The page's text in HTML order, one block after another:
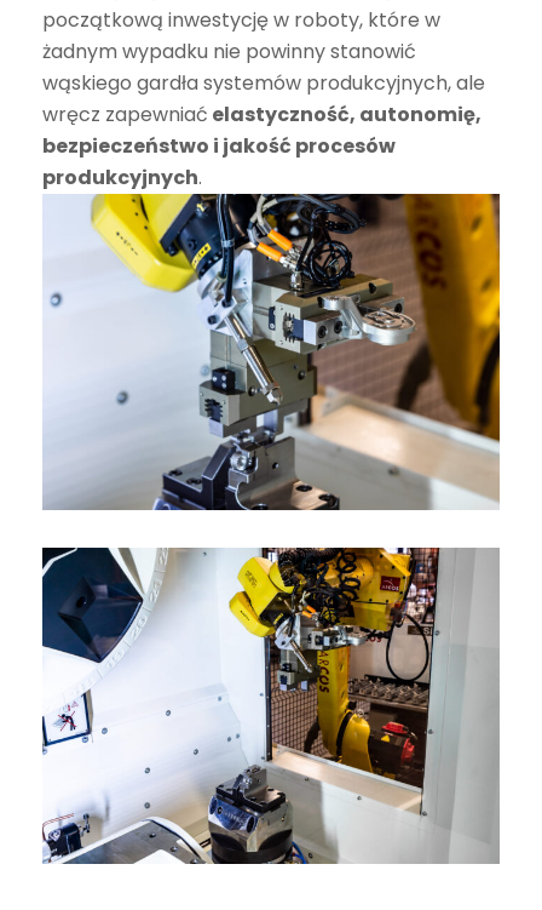
początkową inwestycję w roboty, które w
żadnym wypadku nie powinny stanowić
wąskiego gardła systemów produkcyjnych, ale
wręcz zapewniać elastyczność, autonomię,
bezpieczeństwo i jakość procesów
produkcyjnych.